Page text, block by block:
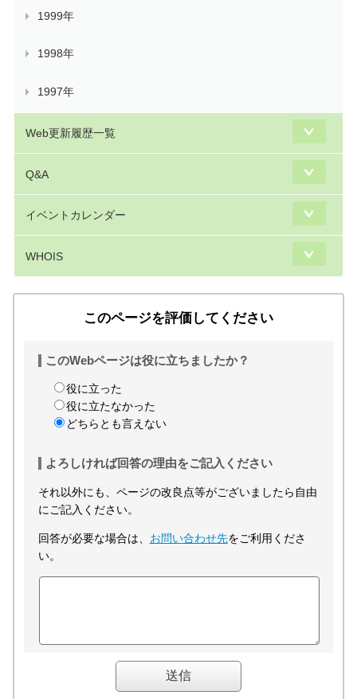
1999年
1998年
1997年
Web更新履歴一覧
Q&A
イベントカレンダー
WHOIS
このページを評価してください
このWebページは役に立ちましたか？
役に立った
役に立たなかった
どちらとも言えない
よろしければ回答の理由をご記入ください
それ以外にも、ページの改良点等がございましたら自由
にご記入ください。
回答が必要な場合は、 お問い合わせ先をご利用くださ
い。